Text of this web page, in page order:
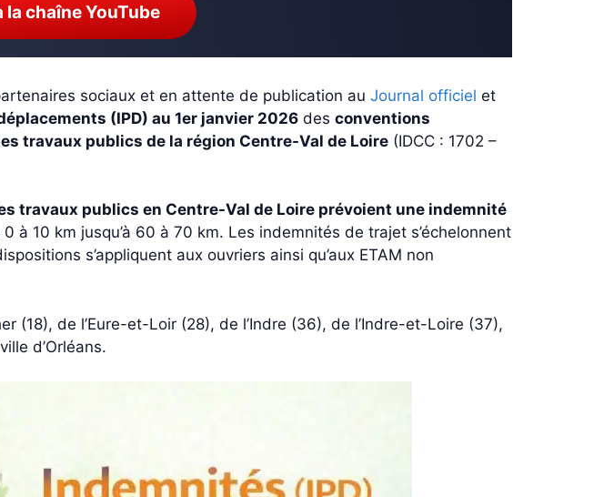
chaîne YouTube
sociaux et en attente de publication au Journal officiel et
(IPD) au 1er janvier 2026 des conventions
travaux publics de la région Centre-Val de Loire (IDCC : 1702 –
travaux publics en Centre-Val de Loire prévoient une indemnité
10 km jusqu’à 60 à 70 km. Les indemnités de trajet s’échelonnent
s’appliquent aux ouvriers ainsi qu’aux ETAM non
(18), de l’Eure-et-Loir (28), de l’Indre (36), de l’Indre-et-Loire (37),
d’Orléans.